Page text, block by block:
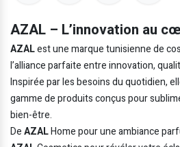
AZAL – L’innovation au
AZALest une marque tunisienne de
l’alliance parfaite entre innovation,
Inspirée par les besoins du quotidien,
gamme de produits conçus pour
bien-être.
DeAZALHome pour une ambiance